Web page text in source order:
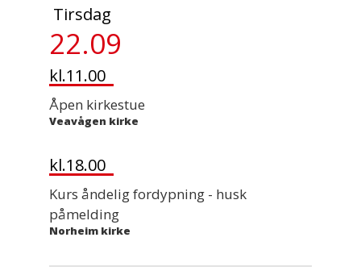
Tirsdag
22.09
kl.11.00
Åpen kirkestue
Veavågen kirke
kl.18.00
Kurs åndelig fordypning - husk
påmelding
Norheim kirke